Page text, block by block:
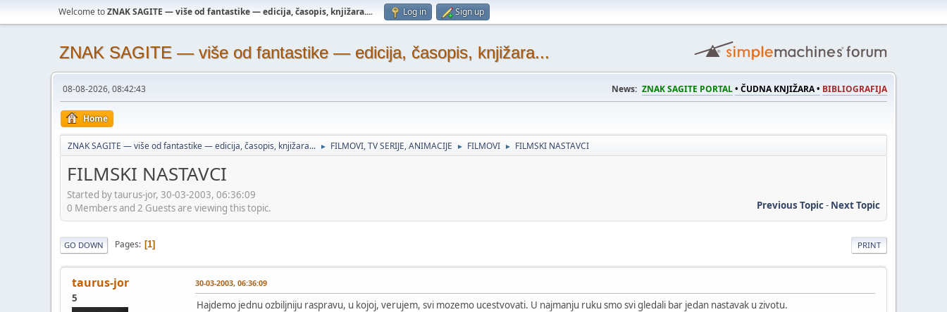
Welcome toZNAK SAGITE — više od fantastike — edicija, časopis, knjižara.... Log in Sign up
ZNAK SAGITE — više od fantastike — edicija, časopis, knjižara...
08-08-2026, 08:42:43 News: ZNAK SAGITE PORTAL• ČUDNA KNJIŽARA • BIBLIOGRAFIJA
Home
ZNAK SAGITE — više od fantastike — edicija, časopis, knjižara... ► FILMOVI, TV SERIJE, ANIMACIJE ► FILMOVI ► FILMSKI NASTAVCI
FILMSKI NASTAVCI
Started by taurus-jor, 30-03-2003, 06:36:09
Previous Topic- Next Topic
0 Members and 2 Guests are viewing this topic.
PRINT
GO DOWN Pages 1
taurus-jor
5
30-03-2003, 06:36:09
Hajdemo jednu ozbiljniju raspravu, u kojoj, verujem, svi mozemo ucestvovati. U najmanju ruku smo svi gledali bar jedan nastavak u zivotu.